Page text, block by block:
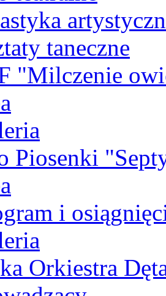
taneczne
"Milczenie
Piosenki
i
Orkiestra